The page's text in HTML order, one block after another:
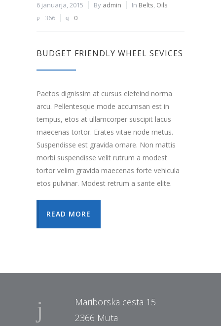
6 januarja, 2015 By admin In Belts, Oils
366
0
BUDGET FRIENDLY WHEEL SEVICES
Paetos dignissim at cursus elefeind norma
arcu. Pellentesque mode accumsan est in
tempus, etos at ullamcorper suscipit lacus
maecenas tortor. Erates vitae node metus.
Suspendisse est gravida ornare. Non mattis
morbi suspendisse velit rutrum a modest
tortor velim gravida maecenas forte vehicula
etos pulvinar. Modest retrum a sante elite.
READ MORE
Mariborska cesta 15
2366 Muta